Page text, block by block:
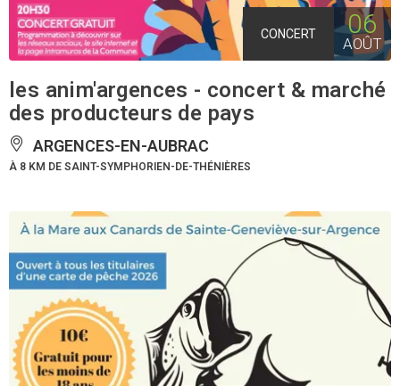
CONCERT 06
AOÛT
les anim'argences - concert & marché
des producteurs de pays
ARGENCES-EN-AUBRAC
À 8 KM DE SAINT-SYMPHORIEN-DE-THÉNIÈRES